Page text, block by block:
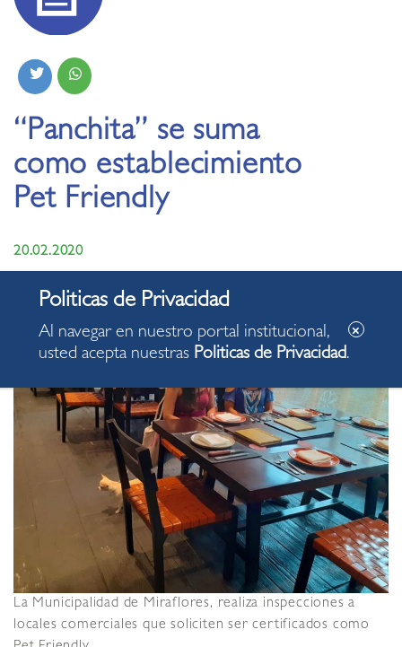
“Panchita” se suma
como establecimiento
Pet Friendly
20.02.2020
La Municipalidad de Miraflores, realiza inspecciones a
locales comerciales que soliciten ser certificados como
Al navegar en nuestro portal institucional,
usted acepta nuestras Politicas de Privacidad.